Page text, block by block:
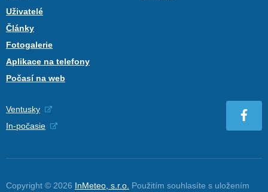
Uživatelé
Články
Fotogalerie
Aplikace na telefony
Počasí na web
Ventusky
In-počasie
Copyright © 2026 InMeteo, s.r.o. Použitím souhlasíte s uložením